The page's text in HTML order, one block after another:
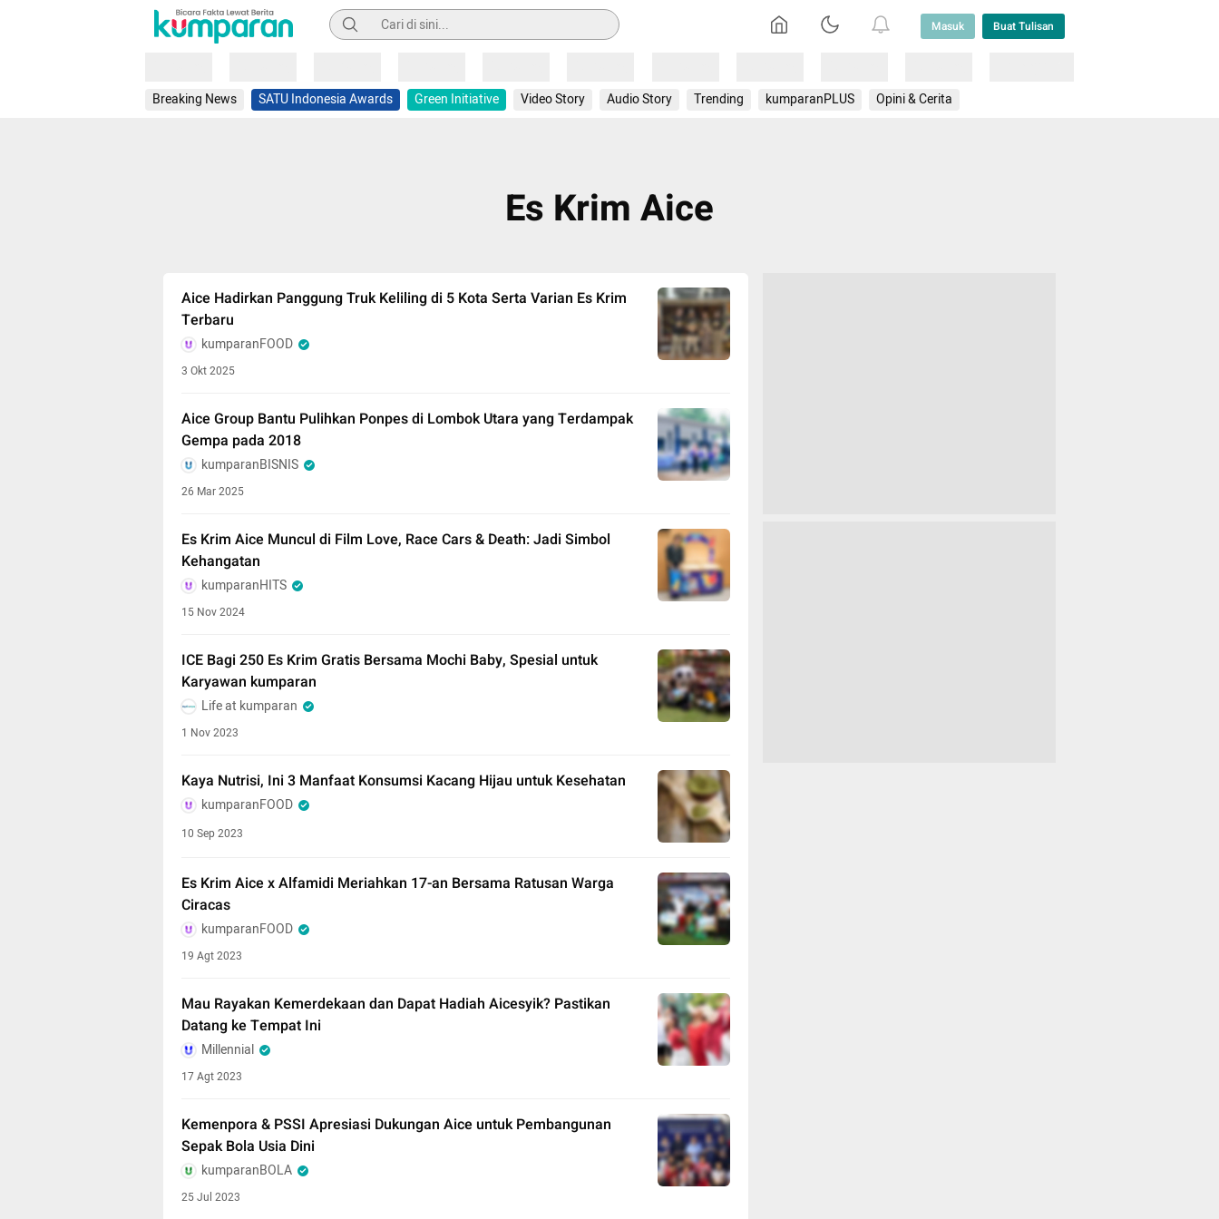
Pencarian Masuk Buat Tulisan
Breaking News SATU Indonesia Awards Green Initiative Video Story Audio Story Trending kumparanPLUS Opini & Cerita
Es Krim Aice
Aice Hadirkan Panggung Truk Keliling di 5 Kota Serta Varian Es Krim
Terbaru
kumparanFOOD
3 Okt 2025
Aice Group Bantu Pulihkan Ponpes di Lombok Utara yang Terdampak
Gempa pada 2018
kumparanBISNIS
26 Mar 2025
Es Krim Aice Muncul di Film Love, Race Cars & Death: Jadi Simbol
Kehangatan
kumparanHITS
15 Nov 2024
ICE Bagi 250 Es Krim Gratis Bersama Mochi Baby, Spesial untuk
Karyawan kumparan
Life at kumparan
1 Nov 2023
Kaya Nutrisi, Ini 3 Manfaat Konsumsi Kacang Hijau untuk Kesehatan
kumparanFOOD
10 Sep 2023
Es Krim Aice x Alfamidi Meriahkan 17-an Bersama Ratusan Warga
Ciracas
kumparanFOOD
19 Agt 2023
Mau Rayakan Kemerdekaan dan Dapat Hadiah Aicesyik? Pastikan
Datang ke Tempat Ini
Millennial
17 Agt 2023
Kemenpora & PSSI Apresiasi Dukungan Aice untuk Pembangunan
Sepak Bola Usia Dini
kumparanBOLA
25 Jul 2023